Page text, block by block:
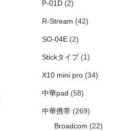
P-01D(2)
R-Stream (42)
SO-04E(2)
Stickタイプ(1)
X10 mini pro(34)
中華pad (58)
中華携帯(269)
Broadcom (22)